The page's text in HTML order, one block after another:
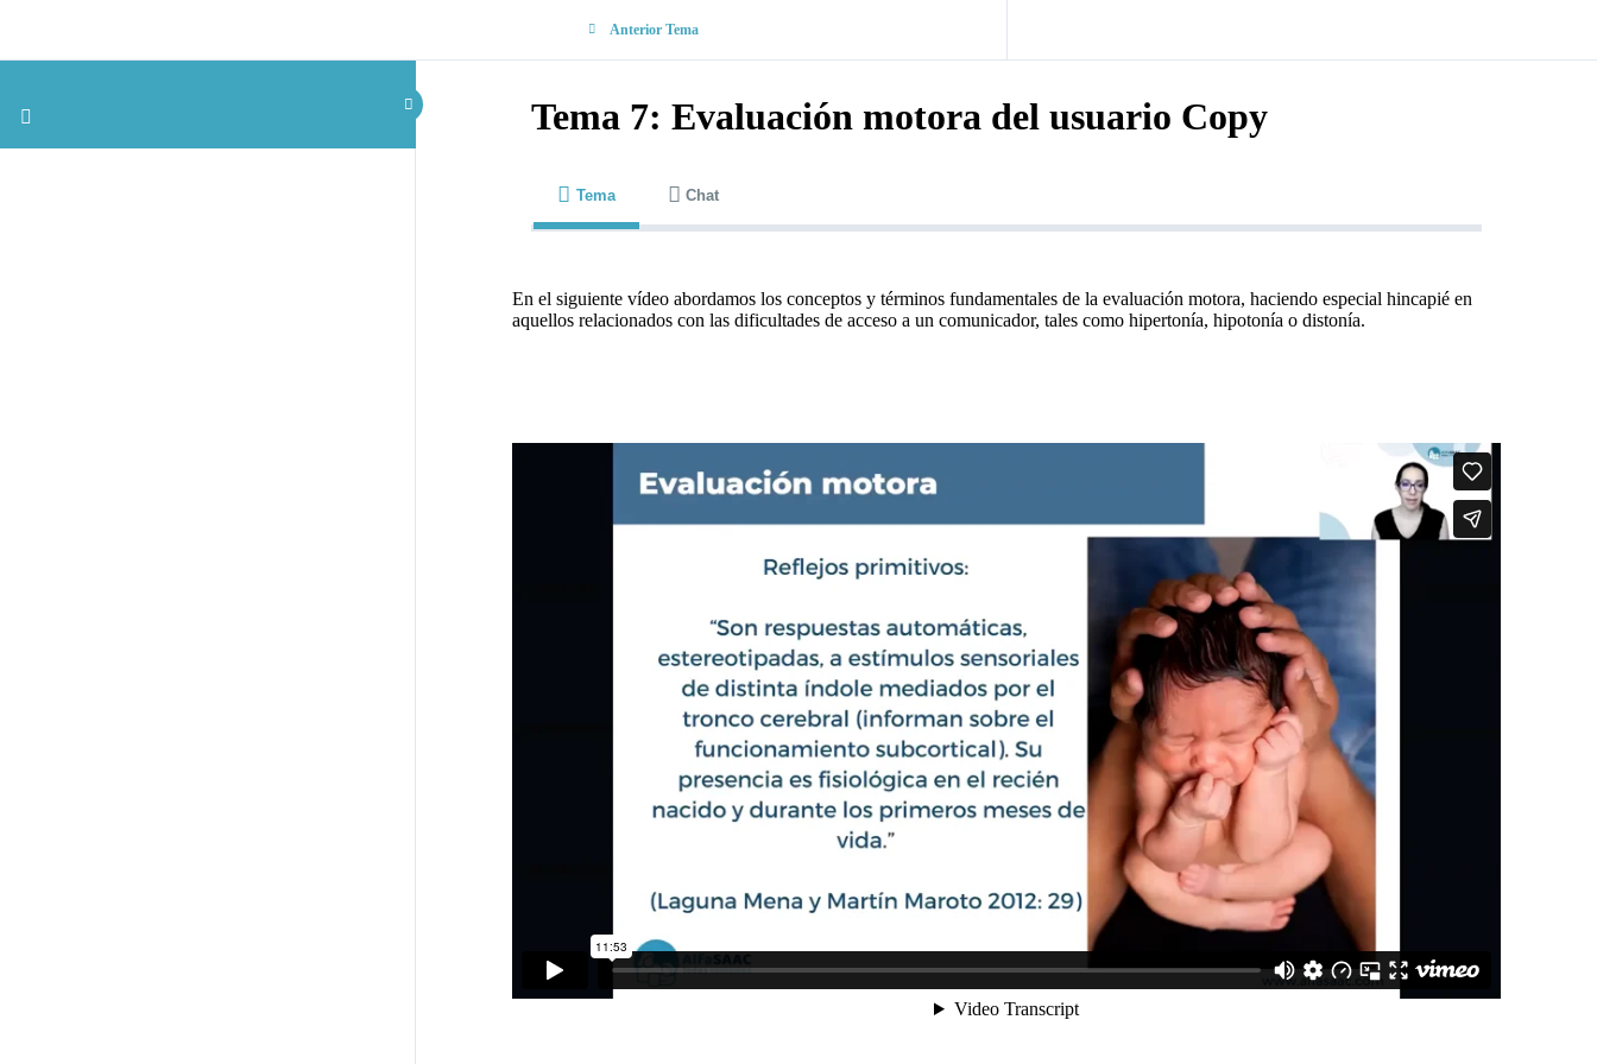
Anterior Tema
Tema 7: Evaluación motora del usuario Copy
Tema Chat
En el siguiente vídeo abordamos los conceptos y términos fundamentales de la evaluación motora, haciendo especial hincapié en
aquellos relacionados con las dificultades de acceso a un comunicador, tales como hipertonía, hipotonía o distonía.